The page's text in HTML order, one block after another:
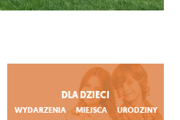
DLA DZIECI
WYDARZENIA MIEJSCA URODZINY